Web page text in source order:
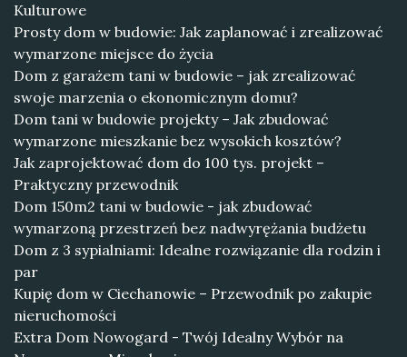
Kulturowe
Prosty dom w budowie: Jak zaplanować i zrealizować
wymarzone miejsce do życia
Dom z garażem tani w budowie – jak zrealizować
swoje marzenia o ekonomicznym domu?
Dom tani w budowie projekty – Jak zbudować
wymarzone mieszkanie bez wysokich kosztów?
Jak zaprojektować dom do 100 tys. projekt –
Praktyczny przewodnik
Dom 150m2 tani w budowie - jak zbudować
wymarzoną przestrzeń bez nadwyrężania budżetu
Dom z 3 sypialniami: Idealne rozwiązanie dla rodzin i
par
Kupię dom w Ciechanowie – Przewodnik po zakupie
nieruchomości
Extra Dom Nowogard - Twój Idealny Wybór na